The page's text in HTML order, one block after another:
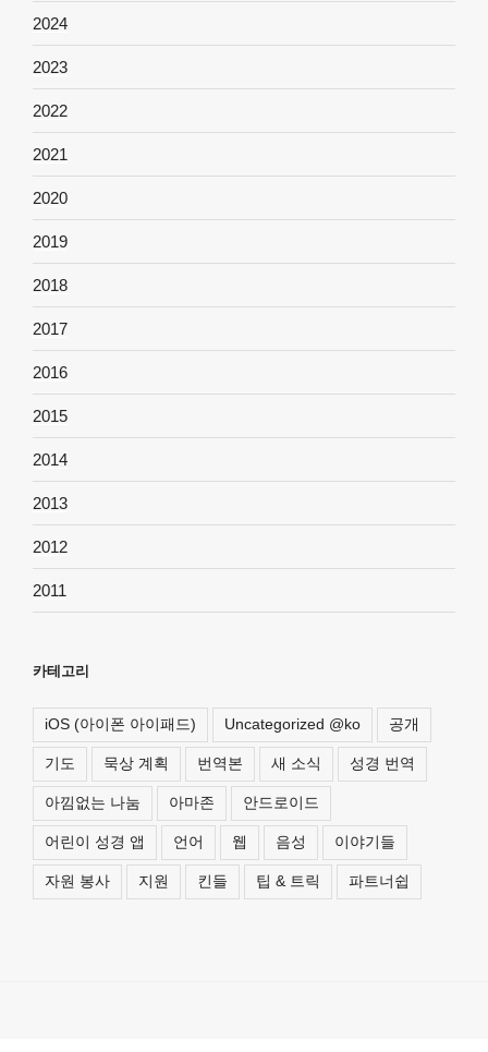
2024
2023
2022
2021
2020
2019
2018
2017
2016
2015
2014
2013
2012
2011
카테고리
iOS (아이폰 아이패드) Uncategorized @ko 공개
기도 묵상 계획 번역본 새 소식 성경 번역
아낌없는 나눔 아마존 안드로이드
어린이 성경 앱 언어 웹 음성 이야기들
자원 봉사 지원 킨들 팁 & 트릭 파트너쉽